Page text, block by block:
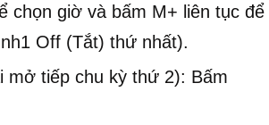
chọn giờ và bấm M+ liên tục để
Off (Tắt) thứ nhất).
mở tiếp chu kỳ thứ 2): Bấm